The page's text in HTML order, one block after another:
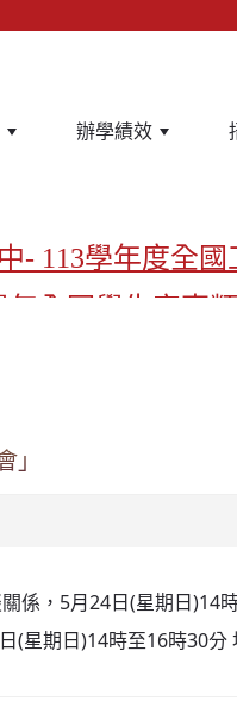
辦學績效
- 113學年度全
年全國學生家事
」
係，5月24日(星期日
星期日)14時至16時30